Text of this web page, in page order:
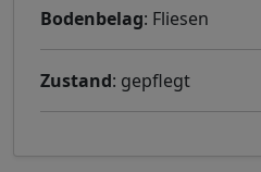
Bodenbelag: Fliesen
Zustand: gepflegt